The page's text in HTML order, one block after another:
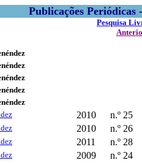
Publicações
Pesquisa
2010 n.º 25
2010 n.º 26
2011 n.º 28
2009 n.º 24